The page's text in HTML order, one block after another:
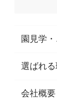
園見学
園見
東京
選ばれ
選ばれ
会社概要